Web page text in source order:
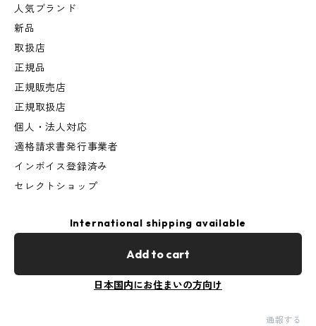
人気ブランド
新品
取扱店
正規品
正規販売店
正規取扱店
個人・法人対応
適格請求書発行事業者
インボイス登録済み
セレクトショップ
International shipping available
Add to cart
日本国内にお住まいの方向け
通報する